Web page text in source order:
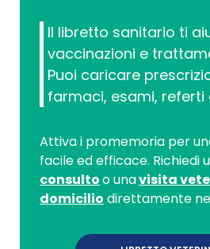
Il libretto sanitario ti
vaccinazioni e
Puoi caricare
farmaci, esami, referti
Attiva i promemoria per
facile ed efficace. Richiedi
consultoo unavisita
domicilio direttamente